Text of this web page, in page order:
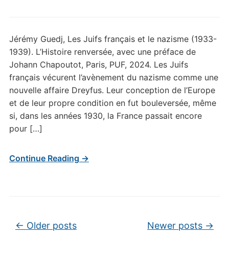
Jérémy Guedj, Les Juifs français et le nazisme (1933-
1939). L’Histoire renversée, avec une préface de
Johann Chapoutot, Paris, PUF, 2024. Les Juifs
français vécurent l’avènement du nazisme comme une
nouvelle affaire Dreyfus. Leur conception de l’Europe
et de leur propre condition en fut bouleversée, même
si, dans les années 1930, la France passait encore
pour […]
Continue Reading →
Post navigation
← Older posts Newer posts →